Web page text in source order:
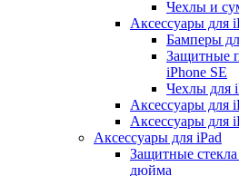
Чехлы и
Аксессуары для
Бамперы
Защитные
iPhone SE
Чехлы для
Аксессуары для
Аксессуары для
Аксессуары для iPad
Защитные
дюйма